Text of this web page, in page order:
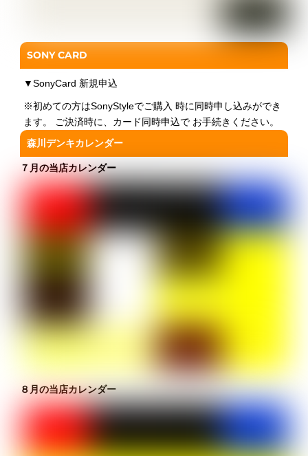
SONY CARD
▼SonyCard 新規申込
※初めての方はSonyStyleでご購入 時に同時申し込みができ
ます。 ご決済時に、カード同時申込で お手続きください。
森川デンキカレンダー
７月の当店カレンダー
８月の当店カレンダー